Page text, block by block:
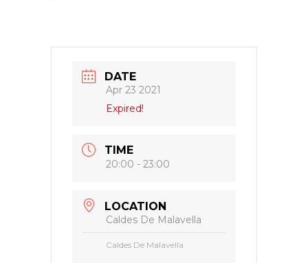
DATE
Apr 23 2021
Expired!
TIME
20:00 - 23:00
LOCATION
Caldes De Malavella
Caldes De Malavella